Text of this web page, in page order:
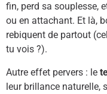
fin, perd sa souplesse,
ou en attachant. Et là,
rebiquent de partout
tu vois ?).
Autre effet pervers : le
leur brillance naturelle,